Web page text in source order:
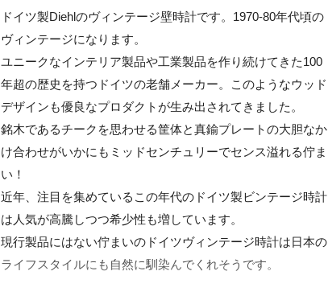
ドイツ製Diehlのヴィンテージ壁時計です。1970-80年代頃の
ヴィンテージになります。
ユニークなインテリア製品や工業製品を作り続けてきた100
年超の歴史を持つドイツの老舗メーカー。このようなウッド
デザインも優良なプロダクトが生み出されてきました。
銘木であるチークを思わせる筐体と真鍮プレートの大胆なか
け合わせがいかにもミッドセンチュリーでセンス溢れる佇ま
い！
近年、注目を集めているこの年代のドイツ製ビンテージ時計
は人気が高騰しつつ希少性も増しています。
現行製品にはない佇まいのドイツヴィンテージ時計は日本の
ライフスタイルにも自然に馴染んでくれそうです。